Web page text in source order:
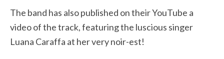
The band has also published on their YouTube a
video of the track, featuring the luscious singer
Luana Caraffa at her very noir-est!